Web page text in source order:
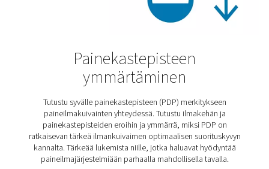
Sementin tuotanto
Aivan kuten paineilmaakin, myös sementtiä on
Nykymaailmamme olisi mahdoton kuvitella ilman sitä.
järkevää, että paineilmalla on tärkeä rooli
valmistuksessa. Sementintuotannossa käytettävää
koskevat kuitenkin laatuvaatimukset. Tämä johtuu
käsittelemätön paineilma voi vaarantaa